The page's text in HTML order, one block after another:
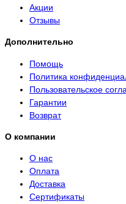
Акции
Отзывы
Дополнительно
Помощь
Политика
Пользовательское
Гарантии
Возврат
О компании
О нас
Оплата
Доставка
Сертификаты